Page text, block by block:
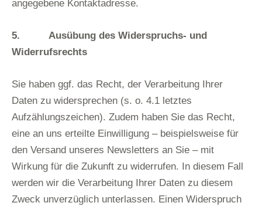
angegebene Kontaktadresse.
5. Ausübung des Widerspruchs- und
Widerrufsrechts
Sie haben ggf. das Recht, der Verarbeitung Ihrer
Daten zu widersprechen (s. o. 4.1 letztes
Aufzählungszeichen). Zudem haben Sie das Recht,
eine an uns erteilte Einwilligung – beispielsweise für
den Versand unseres Newsletters an Sie – mit
Wirkung für die Zukunft zu widerrufen. In diesem Fall
werden wir die Verarbeitung Ihrer Daten zu diesem
Zweck unverzüglich unterlassen. Einen Widerspruch